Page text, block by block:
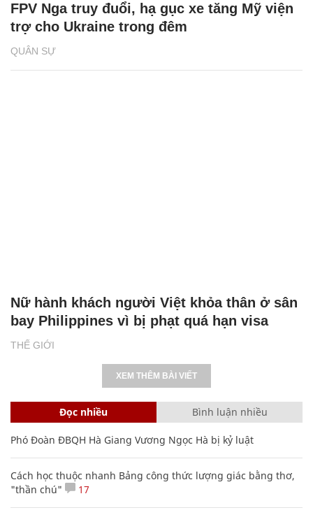
QUÂN SỰ
FPV Nga truy đuổi, hạ gục xe tăng Mỹ viện
trợ cho Ukraine trong đêm
THẾ GIỚI
Nữ hành khách người Việt khỏa thân ở sân
bay Philippines vì bị phạt quá hạn visa
XEM THÊM BÀI VIẾT
Đọc nhiều Bình luận nhiều
Phó Đoàn ĐBQH Hà Giang Vương Ngọc Hà bị kỷ luật
Cách học thuộc nhanh Bảng công thức lượng giác bằng thơ,
"thần chú"
17